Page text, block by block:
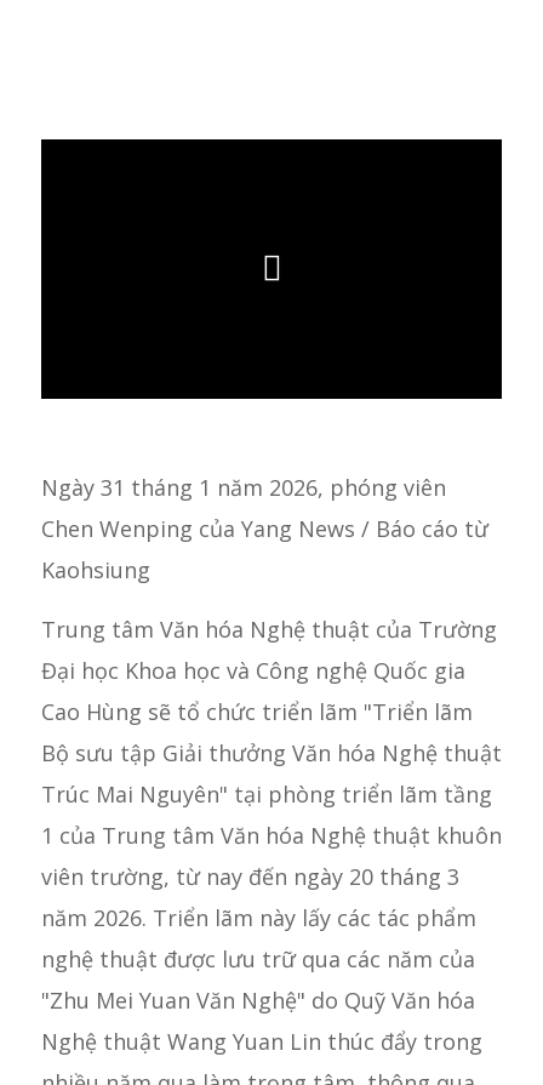
Ngày 31 tháng 1 năm 2026, phóng viên
Chen Wenping của Yang News / Báo cáo từ
Kaohsiung
Trung tâm Văn hóa Nghệ thuật của Trường
Đại học Khoa học và Công nghệ Quốc gia
Cao Hùng sẽ tổ chức triển lãm "Triển lãm
Bộ sưu tập Giải thưởng Văn hóa Nghệ thuật
Trúc Mai Nguyên" tại phòng triển lãm tầng
1 của Trung tâm Văn hóa Nghệ thuật khuôn
viên trường, từ nay đến ngày 20 tháng 3
năm 2026. Triển lãm này lấy các tác phẩm
nghệ thuật được lưu trữ qua các năm của
"Zhu Mei Yuan Văn Nghệ" do Quỹ Văn hóa
Nghệ thuật Wang Yuan Lin thúc đẩy trong